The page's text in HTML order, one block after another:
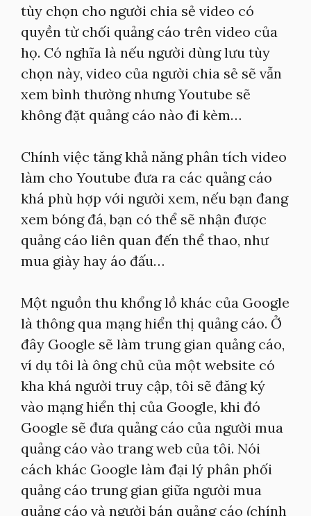
tùy chọn cho người chia sẻ video có
quyền từ chối quảng cáo trên video của
họ. Có nghĩa là nếu người dùng lưu tùy
chọn này, video của người chia sẻ sẽ vẫn
xem bình thường nhưng Youtube sẽ
không đặt quảng cáo nào đi kèm…
Chính việc tăng khả năng phân tích video
làm cho Youtube đưa ra các quảng cáo
khá phù hợp với người xem, nếu bạn đang
xem bóng đá, bạn có thể sẽ nhận được
quảng cáo liên quan đến thể thao, như
mua giày hay áo đấu…
Một nguồn thu khổng lồ khác của Google
là thông qua mạng hiển thị quảng cáo. Ở
đây Google sẽ làm trung gian quảng cáo,
ví dụ tôi là ông chủ của một website có
kha khá người truy cập, tôi sẽ đăng ký
vào mạng hiển thị của Google, khi đó
Google sẽ đưa quảng cáo của người mua
quảng cáo vào trang web của tôi. Nói
cách khác Google làm đại lý phân phối
quảng cáo trung gian giữa người mua
quảng cáo và người bán quảng cáo (chính